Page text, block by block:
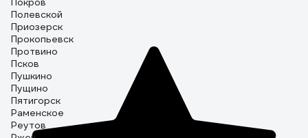
Полевской
Приозерск
Прокопьевск
Протвино
Псков
Пушкино
Пущино
Пятигорск
Раменское
Реутов